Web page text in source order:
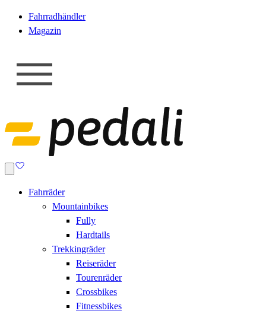
Fahrradhändler
Magazin
Fahrräder
Mountainbikes
Fully
Hardtails
Trekkingräder
Reiseräder
Tourenräder
Crossbikes
Fitnessbikes